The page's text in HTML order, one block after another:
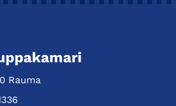
Rauma